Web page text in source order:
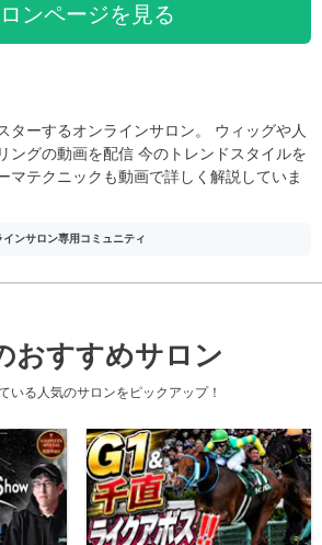
ンページを見る
ターするオンラインサロン。 ウィッグや人
ングの動画を配信 今のトレンドスタイルを
マテクニックも動画で詳しく解説していま
インサロン専用コミュニティ
おすすめサロン
いる人気のサロンをピックアップ！